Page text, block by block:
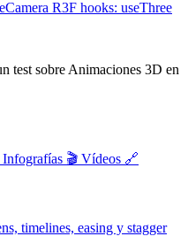
R3F hooks: useThree
test sobre Animaciones 3D en
🎬 Vídeos 🔗
timelines, easing y stagger